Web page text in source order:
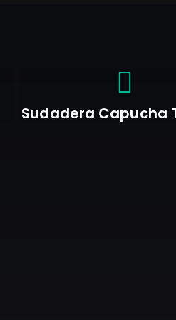
Sudadera Capucha